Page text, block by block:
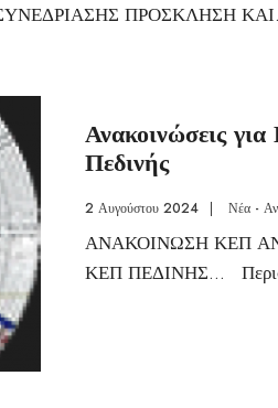
ΠΡΟΣΚΛΗΣΗ ΚΑΙ
Ανακοινώσεις
Πεδινής
2 Αυγούστου 2024 | Νέα -
ΑΝΑΚΟΙΝΩΣΗ ΚΕΠ
ΚΕΠ ΠΕΔΙΝΗΣ...